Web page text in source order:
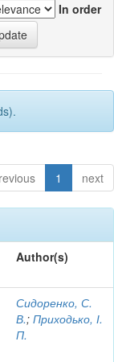
In order
1 next
Author(s)
Сидоренко, С.
В.; Приходько, І.
П.